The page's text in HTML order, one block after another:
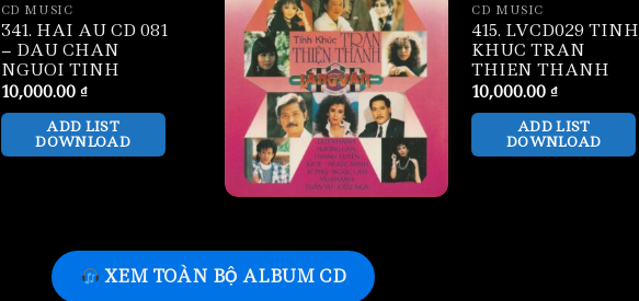
CD MUSIC
341. HAI AU CD 081
– DAU CHAN
NGUOI TINH
10,000.00 ₫
ADD LIST
DOWNLOAD
CD MUSIC
415. LVCD029 TINH
KHUC TRAN
THIEN THANH
10,000.00₫
ADD LIST
DOWNLOAD
XEM TOÀN BỘ ALBUM CD